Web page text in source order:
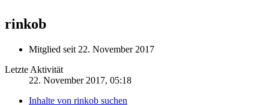
rinkob
Mitglied seit 22. November 2017
Letzte Aktivität
22. November 2017, 05:18
Inhalte von rinkob suchen